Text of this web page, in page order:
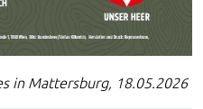
in Mattersburg, 18.05.2026